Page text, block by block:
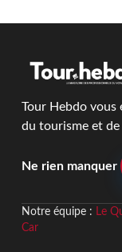
Tour Hebdo vous
du tourisme et
Ne rien manquer
Notre équipe : Le
Car